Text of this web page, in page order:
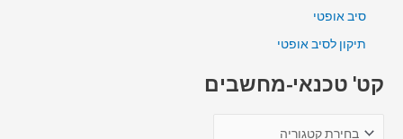
סיב אופטי
תיקון לסיב אופטי
קט' טכנאי-מחשבים